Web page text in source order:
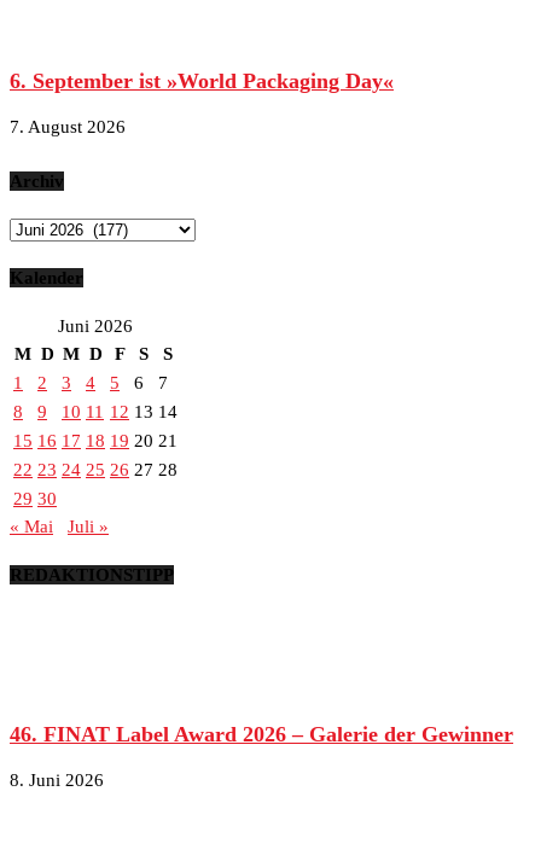
6. September ist »World Packaging Day«
7. August 2026
Archiv
Archiv
Kalender
Juni 2026
M D M D F S
S
1
2 3 4 5 6
7
8
9 10 11 12 13 14
15 16 17 18 19 20 21
22 23 24 25 26 27 28
29 30
« Mai
Juli »
REDAKTIONSTIPP
46. FINAT Label Award 2026 – Galerie der Gewinner
8. Juni 2026